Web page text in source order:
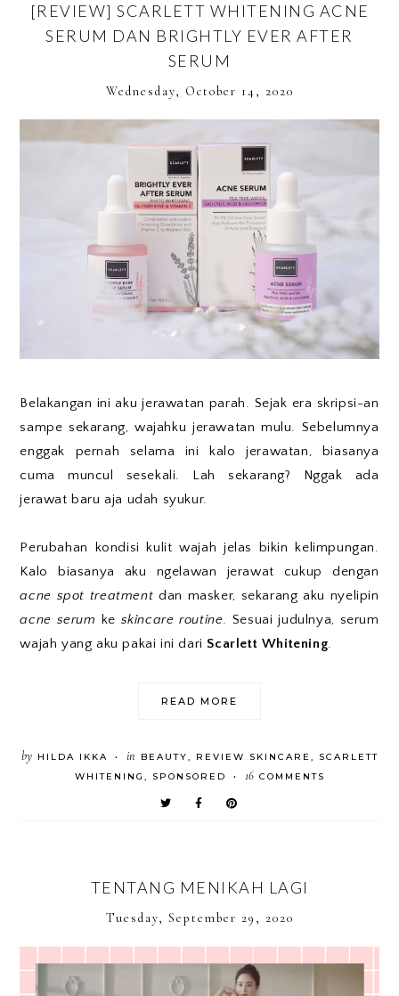
[REVIEW] SCARLETT WHITENING ACNE
SERUM DAN BRIGHTLY EVER AFTER
SERUM
Wednesday, October 14, 2020
Belakangan ini aku jerawatan parah. Sejak era skripsi-an
sampe sekarang, wajahku jerawatan mulu. Sebelumnya
enggak pernah selama ini kalo jerawatan, biasanya
cuma muncul sesekali. Lah sekarang? Nggak ada
jerawat baru aja udah syukur.
Perubahan kondisi kulit wajah jelas bikin kelimpungan.
Kalo biasanya aku ngelawan jerawat cukup dengan
acne spot treatment dan masker, sekarang aku nyelipin
acne serum ke skincare routine. Sesuai judulnya, serum
wajah yang aku pakai ini dari Scarlett Whitening.
READ MORE
by HILDA IKKA • in BEAUTY REVIEW SKINCARE
SCARLETT
WHITENING
SPONSORED • 16 COMMENTS
TENTANG MENIKAH LAGI
Tuesday, September 29, 2020